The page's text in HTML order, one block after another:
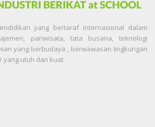
yang bertaraf internasional dalam
pariwisata, tata busana, teknologi
yang berbudaya , berwawasan lingkungan
yang utuh dan kuat.